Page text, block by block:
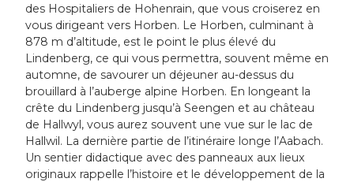
des Hospitaliers de Hohenrain, que vous croiserez en
vous dirigeant vers Horben. Le Horben, culminant à
878 m d’altitude, est le point le plus élevé du
Lindenberg, ce qui vous permettra, souvent même en
automne, de savourer un déjeuner au-dessus du
brouillard à l’auberge alpine Horben. En longeant la
crête du Lindenberg jusqu’à Seengen et au château
de Hallwyl, vous aurez souvent une vue sur le lac de
Hallwil. La dernière partie de l’itinéraire longe l’Aabach.
Un sentier didactique avec des panneaux aux lieux
originaux rappelle l’histoire et le développement de la